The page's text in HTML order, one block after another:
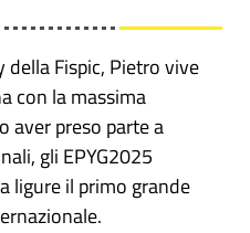
della Fispic, Pietro vive
con la massima
aver preso parte a
gli EPYG2025
ligure il primo grande